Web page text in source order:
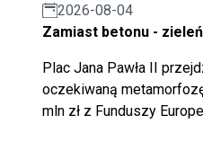
2026-08-04
Zamiast betonu - zieleń
Plac Jana Pawła II
oczekiwaną
mln zł z Funduszy